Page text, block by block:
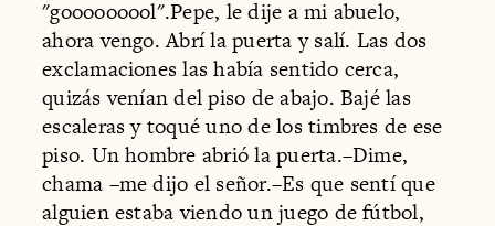
"gooooooool".Pepe, le dije a mi abuelo,
ahora vengo. Abrí la puerta y salí. Las dos
exclamaciones las había sentido cerca,
quizás venían del piso de abajo. Bajé las
escaleras y toqué uno de los timbres de ese
piso. Un hombre abrió la puerta.–Dime,
chama –me dijo el señor.–Es que sentí que
alguien estaba viendo un juego de fútbol,